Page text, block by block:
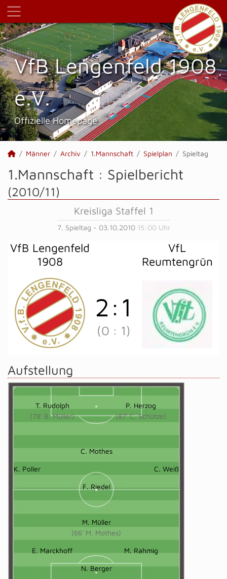
VfB Lengenfeld 1908
e.V.
Offizielle Homepage
Männer Archiv 1.Mannschaft Spielplan Spieltag
1.Mannschaft : Spielbericht
(2010/11)
Kreisliga Staffel 1
7. Spieltag - 03.10.2010 15:00 Uhr
VfB Lengenfeld
1908
VfL
Reumtengrün
2 : 1
(0 : 1)
Aufstellung
T. Rudolph
(78' B. Müller)
P. Herzog
(87' C. Schütze)
C. Mothes
K. Poller C. Weiß
F. Riedel
M. Müller
(66' M. Mothes)
E. Marckhoff M. Rahmig
N. Berger